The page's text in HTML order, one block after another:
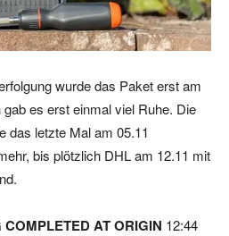
wurde das Paket erst am
es erst einmal viel Ruhe. Die
das letzte Mal am 05.11
bis plötzlich DHL am 12.11 mit
COMPLETED AT ORIGIN 12:44